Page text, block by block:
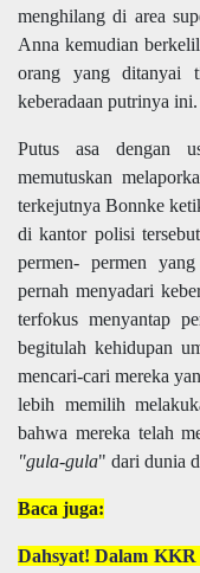
menghilang di area
Anna kemudian
orang yang ditanyai
keberadaan putrinya ini.
Putus asa dengan
memutuskan
terkejutnya Bonnke
di kantor polisi
permen- permen
pernah menyadari
terfokus menyantap
begitulah kehidupan
mencari-cari mereka
lebih memilih
bahwa mereka telah
"gula-gula" dari dunia
Baca juga:
Dahsyat! Dalam